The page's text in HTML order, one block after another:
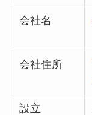
会社名
会社住所
設立